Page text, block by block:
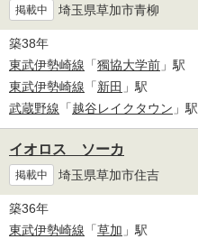
掲載中 埼玉県草加市青柳
築38年
東武伊勢崎線 「獨協大学前 」駅
東武伊勢崎線 「新田 」駅
武蔵野線 「越谷レイクタウン 」駅
イオロス ソーカ
掲載中 埼玉県草加市住吉
築36年
東武伊勢崎線 「草加 」駅